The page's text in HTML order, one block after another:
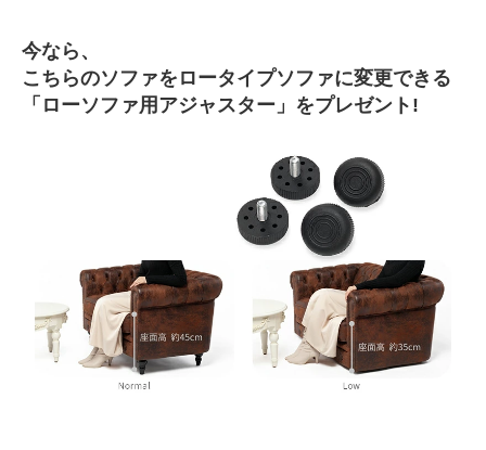
今なら、
こちらのソファをロータイプソファに変更できる
「ローソファ用アジャスター」をプレゼント!